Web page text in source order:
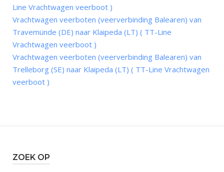
Line Vrachtwagen veerboot )
Vrachtwagen veerboten (veerverbinding Balearen) van
Travemünde (DE) naar Klaipeda (LT) ( TT-Line
Vrachtwagen veerboot )
Vrachtwagen veerboten (veerverbinding Balearen) van
Trelleborg (SE) naar Klaipeda (LT) ( TT-Line Vrachtwagen
veerboot )
ZOEK OP